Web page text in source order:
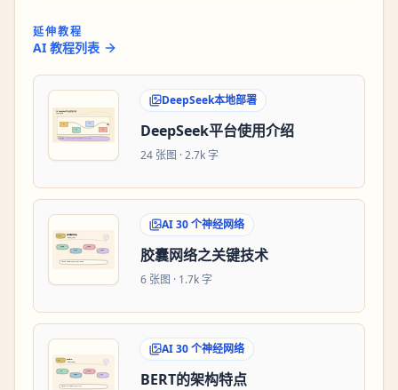
延伸教程
AI 教程列表
DeepSeek本地部署
DeepSeek平台使用介绍
24 张图 ·2.7k 字
AI 30 个神经网络
胶囊网络之关键技术
6 张图 · 1.7k 字
AI 30 个神经网络
BERT的架构特点